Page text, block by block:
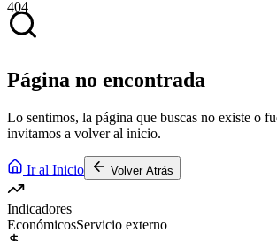
404
Página no encontrada
Lo sentimos, la página que buscas no existe o
invitamos a volver al inicio.
Ir al Inicio Volver Atrás
Indicadores
EconómicosServicio externo